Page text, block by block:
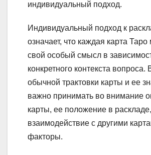
индивидуальный подход.
Индивидуальный подход к
означает, что каждая карта
свой особый смысл в
конкретного контекста вопроса.
обычной трактовки карты и ее
важно принимать во внимание
карты, ее положение в раскладе,
взаимодействие с другими
факторы.